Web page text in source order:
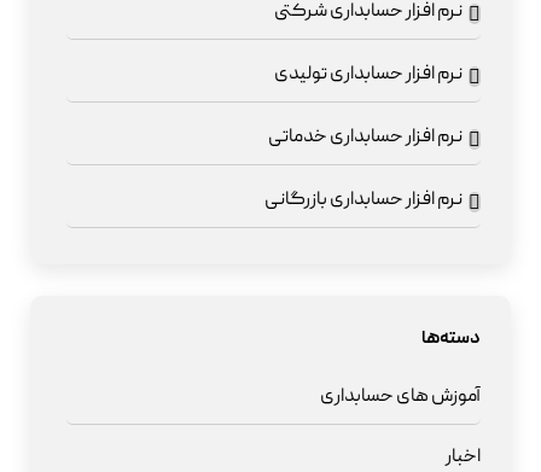
نرم افزار حسابداری شرکتی
نرم افزار حسابداری تولیدی
نرم افزار حسابداری خدماتی
نرم افزار حسابداری بازرگانی
دسته‌ها
آموزش های حسابداری
اخبار